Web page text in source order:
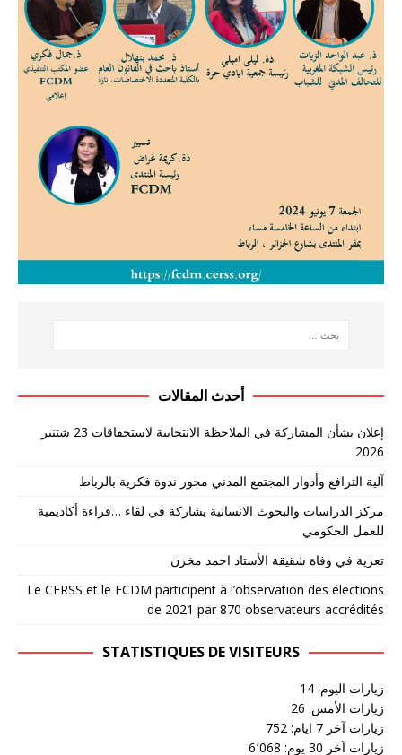
أحدث المقالات
إعلان بشأن المشاركة في الملاحظة الانتخابية لاستحقاقات 23 شتنبر
2026
آلية الترافع وأدوار المجتمع المدني محور ندوة فكرية بالرباط
مركز الدراسات والبحوث الانسانية يشاركة في لقاء …قراءة أكاديمية
للعمل الحكومي
تعزية في وفاة شقيقة الأستاد احمد مخزن
Le CERSS et le FCDM participent à l’observation des élections
de 2021 par 870 observateurs accrédités
STATISTIQUES DE VISITEURS
زيارات اليوم: 14
زيارات الأمس: 26
زيارات آخر 7 ايام:
752
زيارات آخر 30 يوم:
6٬068